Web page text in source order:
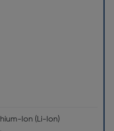
Ion (Li-Ion)